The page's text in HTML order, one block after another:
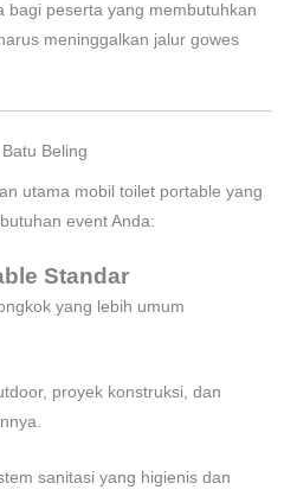
bagi peserta yang membutuhkan
meninggalkan jalur gowes
Beling
utama mobil toilet portable yang
event Anda:
Standar
yang lebih umum
proyek konstruksi, dan
sanitasi yang higienis dan